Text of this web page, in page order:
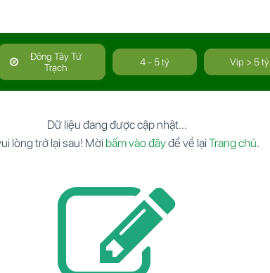
Đông Tây Tứ
Trạch
4 - 5 tỷ Vip > 5 tỷ
Dữ liệu đang được cập nhật...
lòng trở lại sau! Mời bấm vào đâyđể về lại Trang chủ.